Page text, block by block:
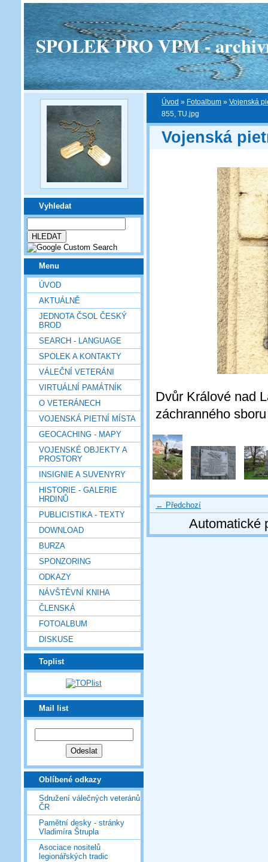
SPOLEK PRO VPM -
Vyhledat
Menu
ÚVOD
AKTUÁLNĚ
JEDNOTA ČSOL ČESKÝ
BROD
SEARCH - LANGUAGE
SPOLEK A KONTAKTY
VÁLEČNÍ VETERÁNI
VIRTUÁLNÍ PAMÁTNÍK
O VETERÁNECH
VOJENSKÁ PIETNÍ MÍSTA
GEOCACHING - MAPY
VOJENSKÉ OBJEKTY A
PROSTORY
INSIGNIE A SUVENYRY
HISTORIE - GALERIE
HRDINŮ
PUBLICISTIKA - TEXTY
DOWNLOAD
BURZA
SPONZORING
ODKAZY
NÁVŠTĚVNÍ KNIHA
ČLENSKÁ
FOTOALBUM
DISKUSE
Toplist
Mail list
Oblíbené odkazy
Sdružení válečných veteránů
ČR
Pamětní desky - stránky
Vladimíra Štrupla
Asociace nositelů
legionářských tradic
Úvod » Fotoalbum » Vojenská
855, TU.jpg
Vojenská
Dvůr Králové nad
záchranného
← Předchozí
Automatické